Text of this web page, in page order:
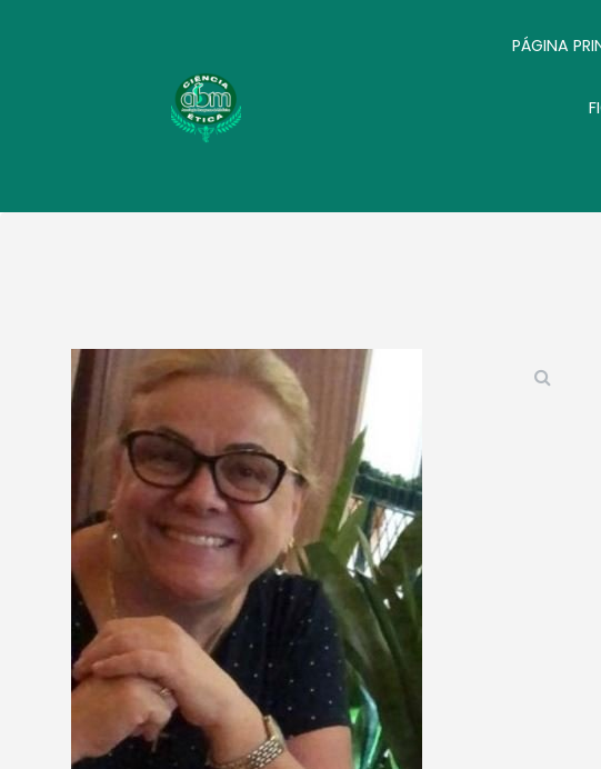
PÁGINA